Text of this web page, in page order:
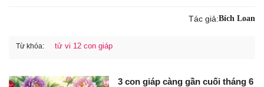
Tác giả:Bích Loan
Từ khóa: tử vi 12 con giáp
3 con giáp càng gần cuối tháng 6